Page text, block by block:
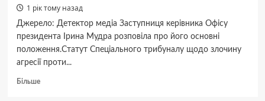
1 рік тому назад
Джерело: Детектор медіа Заступниця керівника Офісу
президента Ірина Мудра розповіла про його основні
положення.Статут Спеціального трибуналу щодо злочину
агресії проти...
БільшеДокладніше